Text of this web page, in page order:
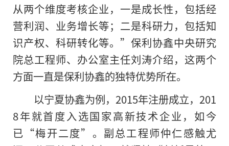
从两个维度考核企业，一是成长性，包括经
营利润、业务增长等；二是科研力，包括知
识产权、科研转化等。”保利协鑫中央研究
院总工程师、办公室主任刘涛介绍，这两个
方面一直是保利协鑫的独特优势所在。
以宁夏协鑫为例，2015年注册成立，201
8年就首度入选国家高新技术企业，如今
已“梅开二度”。副总工程师仲仁感触尤